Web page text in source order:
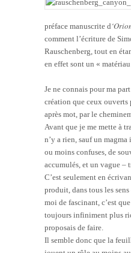
préface manuscrite d
comment l’écriture de
Rauschenberg, tout en
en effet sont un «
Je ne connais pour ma
création que ceux ouverts
après mot, par le
Avant que je me mette à
n’y a rien, sauf un
ou moins confuses, de
accumulés, et un vague –
C’est seulement en
produit, dans tous les
moi de fascinant, c’est
toujours infiniment plus
proposais de faire.
Il semble donc que la